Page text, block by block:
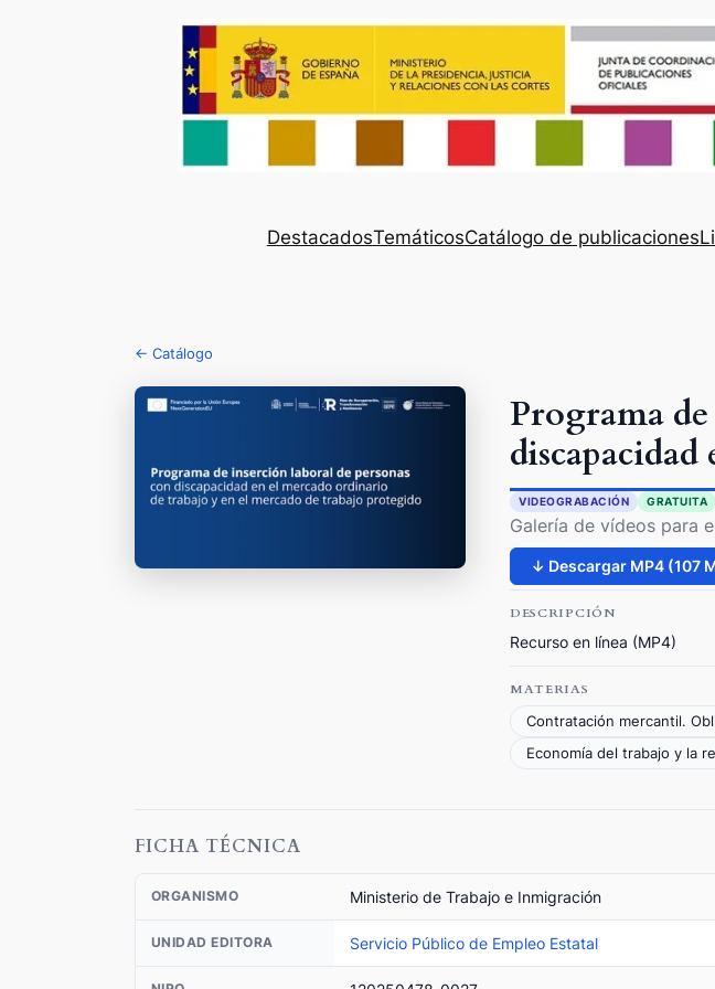
DestacadosTemáticosCatálogo de publicaciones
← Catálogo
Programa
VIDEOGRABACIÓN GRATUITA
Galería de vídeos para
↓ Descargar MP4 (107
DESCRIPCIÓN
Recurso en línea (MP4)
MATERIAS
Contratación mercantil.
Economía del trabajo y la
FICHA TÉCNICA
ORGANISMO Ministerio de Trabajo e Inmigración
UNIDAD EDITORA Servicio Público de Empleo Estatal